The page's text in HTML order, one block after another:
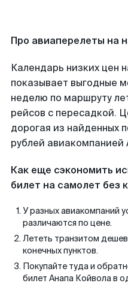
Про авиаперелеты на
Календарь низких цен
показывает выгодные
неделю по маршруту
рейсов с пересадкой.
дорогая из найденных
рублей авиакомпанией
Как еще сэкономить
билет на самолет без
У разных авиакомпаний
различаются по цене.
Лететь транзитом
конечных пунктов.
Покупайте туда и
билет Анапа Койвола в